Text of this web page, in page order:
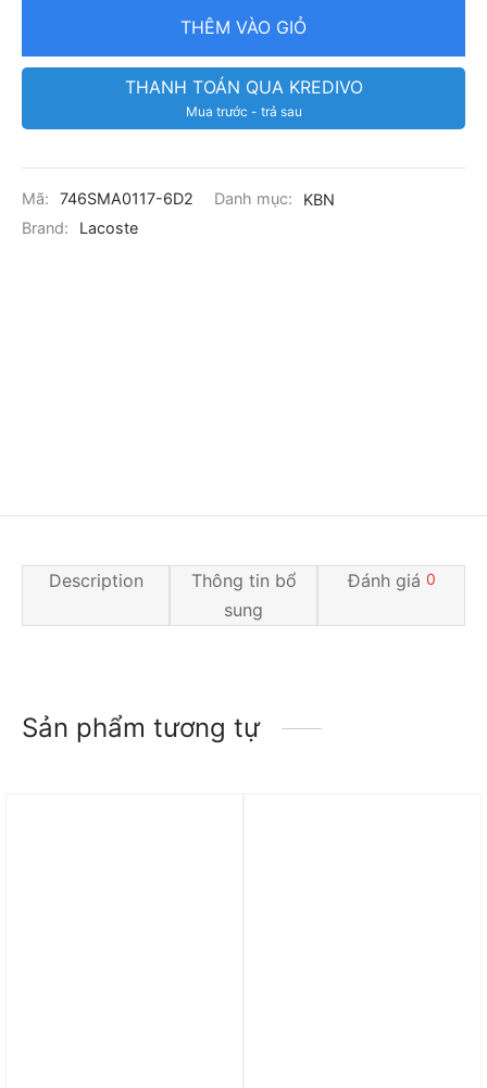
THÊM VÀO GIỎ
THANH TOÁN QUA KREDIVO
Mua trước - trả sau
Mã: 746SMA0117-6D2 Danh mục:
KBN
Brand:
Lacoste
Description
Thông tin bổ
sung
Đánh giá 0
Sản phẩm tương tự